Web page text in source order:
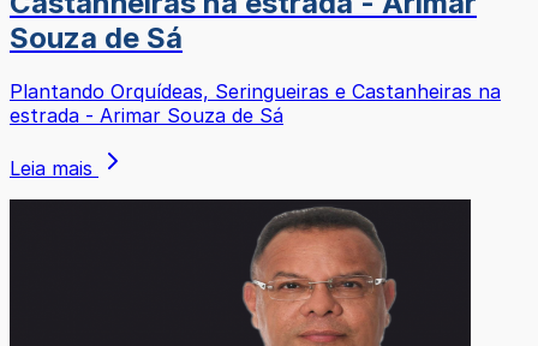
Souza de Sá
Plantando Orquídeas, Seringueiras e Castanheiras na
estrada - Arimar Souza de Sá
Leia mais